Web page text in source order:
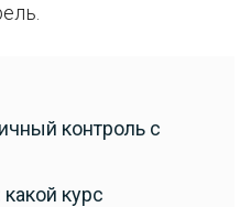
контроль с
курс